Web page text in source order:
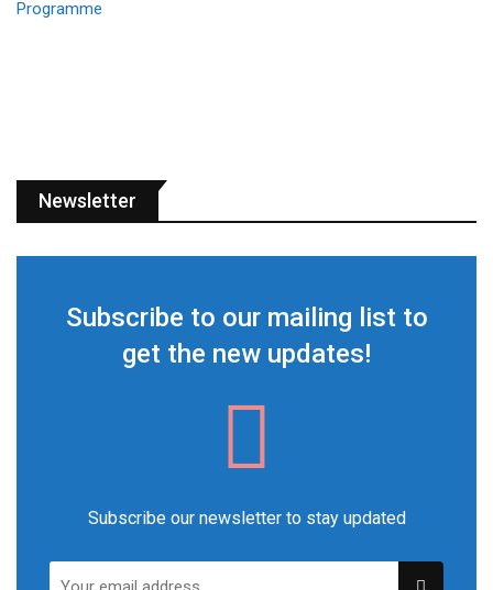
Newsletter
Subscribe to our mailing list to
get the new updates!
Subscribe our newsletter to stay updated